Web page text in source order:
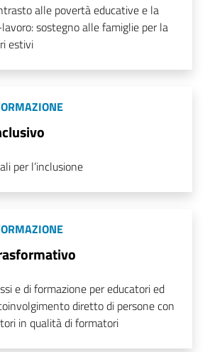
alle povertà educative e la
sostegno alle famiglie per la
estivi
per l’inclusione
e di formazione per educatori ed
diretto di persone con
in qualità di formatori